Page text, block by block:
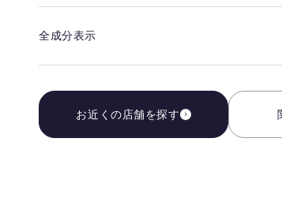
全成分表示
お近くの店舗を探す